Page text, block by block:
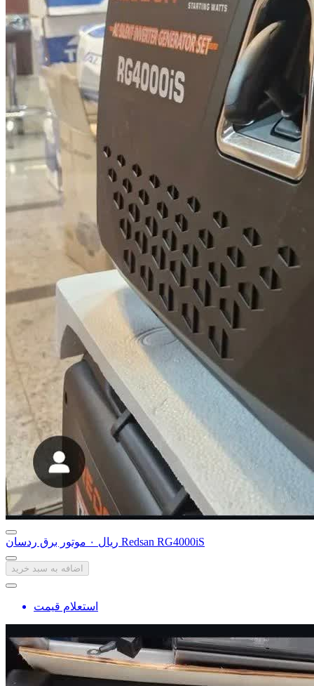
‎ریال ۰ موتور برق ردسان Redsan RG4000iS
اضافه به سبد خرید
استعلام قیمت